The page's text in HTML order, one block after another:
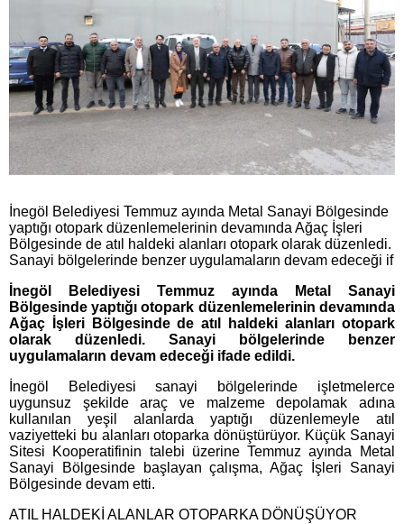
İnegöl Belediyesi Temmuz ayında Metal Sanayi Bölgesinde
yaptığı otopark düzenlemelerinin devamında Ağaç İşleri
Bölgesinde de atıl haldeki alanları otopark olarak düzenledi.
Sanayi bölgelerinde benzer uygulamaların devam edeceği if
İnegöl Belediyesi Temmuz ayında Metal Sanayi
Bölgesinde yaptığı otopark düzenlemelerinin devamında
Ağaç İşleri Bölgesinde de atıl haldeki alanları otopark
olarak düzenledi. Sanayi bölgelerinde benzer
uygulamaların devam edeceği ifade edildi.
İnegöl Belediyesi sanayi bölgelerinde işletmelerce
uygunsuz şekilde araç ve malzeme depolamak adına
kullanılan yeşil alanlarda yaptığı düzenlemeyle atıl
vaziyetteki bu alanları otoparka dönüştürüyor. Küçük Sanayi
Sitesi Kooperatifinin talebi üzerine Temmuz ayında Metal
Sanayi Bölgesinde başlayan çalışma, Ağaç İşleri Sanayi
Bölgesinde devam etti.
ATIL HALDEKİ ALANLAR OTOPARKA DÖNÜŞÜYOR